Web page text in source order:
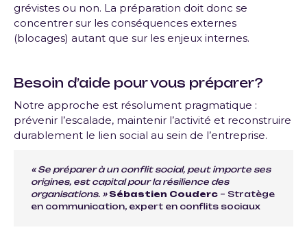
grévistes ou non. La préparation doit donc se
concentrer sur les conséquences externes
(blocages) autant que sur les enjeux internes.
Besoin d’aide pour vous préparer?
Notre approche est résolument pragmatique :
prévenir l’escalade, maintenir l’activité et reconstruire
durablement le lien social au sein de l’entreprise.
« Se préparer à un conflit social, peut importe ses
origines, est capital pour la résilience des
organisations. » Sébastien Couderc – Stratège
en communication, expert en conflits sociaux